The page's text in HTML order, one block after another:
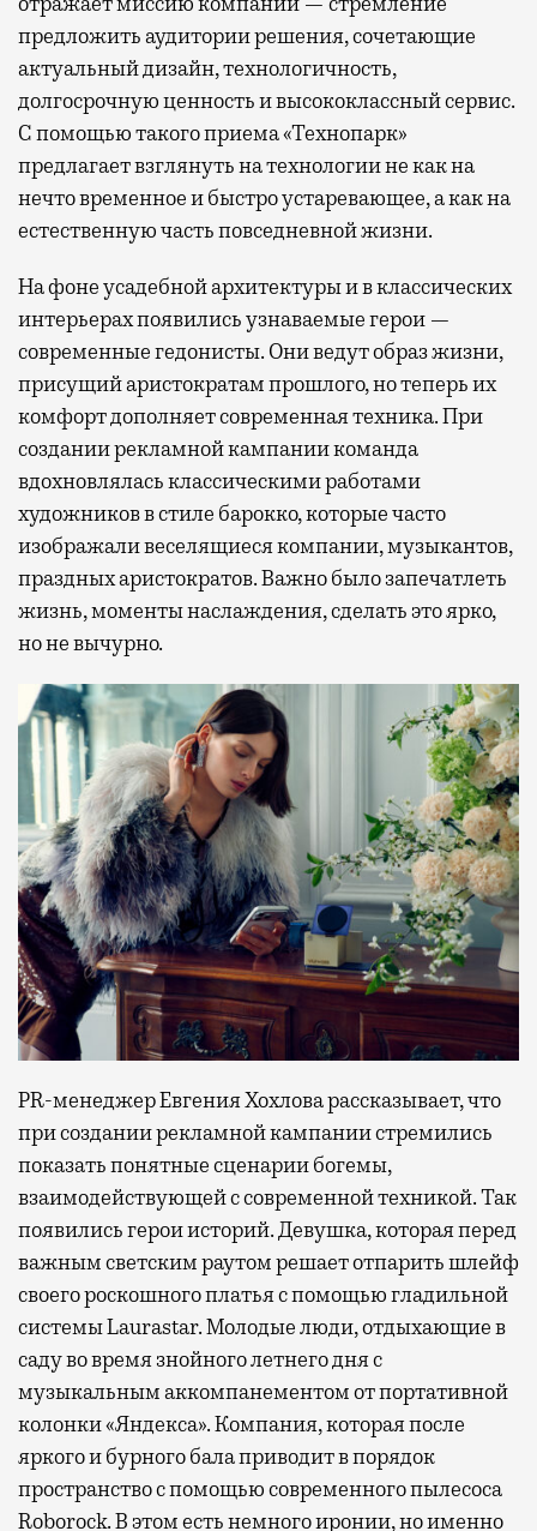
предложить аудитории решения, сочетающие
актуальный дизайн, технологичность,
долгосрочную ценность и высококлассный сервис.
С помощью такого приема «Технопарк»
предлагает взглянуть на технологии не как на
нечто временное и быстро устаревающее, а как на
естественную часть повседневной жизни.
На фоне усадебной архитектуры и в классических
интерьерах появились узнаваемые герои —
современные гедонисты. Они ведут образ жизни,
присущий аристократам прошлого, но теперь их
комфорт дополняет современная техника. При
создании рекламной кампании команда
вдохновлялась классическими работами
художников в стиле барокко, которые часто
изображали веселящиеся компании, музыкантов,
праздных аристократов. Важно было запечатлеть
жизнь, моменты наслаждения, сделать это ярко,
но не вычурно.
PR-менеджер Евгения Хохлова рассказывает, что
при создании рекламной кампании стремились
показать понятные сценарии богемы,
взаимодействующей с современной техникой. Так
появились герои историй. Девушка, которая перед
важным светским раутом решает отпарить шлейф
своего роскошного платья с помощью гладильной
системы Laurastar. Молодые люди, отдыхающие в
саду во время знойного летнего дня с
музыкальным аккомпанементом от портативной
колонки «Яндекса». Компания, которая после
яркого и бурного бала приводит в порядок
пространство с помощью современного пылесоса
Roborock. В этом есть немного иронии, но именно